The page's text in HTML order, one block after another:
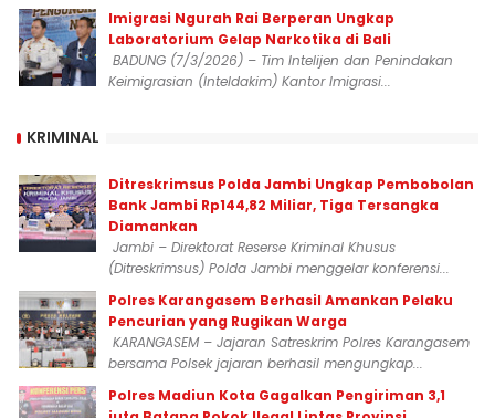
Imigrasi Ngurah Rai Berperan Ungkap
Laboratorium Gelap Narkotika di Bali
BADUNG (7/3/2026) – Tim Intelijen dan Penindakan
Keimigrasian (Inteldakim) Kantor Imigrasi...
KRIMINAL
Ditreskrimsus Polda Jambi Ungkap Pembobolan
Bank Jambi Rp144,82 Miliar, Tiga Tersangka
Diamankan
Jambi – Direktorat Reserse Kriminal Khusus
(Ditreskrimsus) Polda Jambi menggelar konferensi...
Polres Karangasem Berhasil Amankan Pelaku
Pencurian yang Rugikan Warga
KARANGASEM – Jajaran Satreskrim Polres Karangasem
bersama Polsek jajaran berhasil mengungkap...
Polres Madiun Kota Gagalkan Pengiriman 3,1